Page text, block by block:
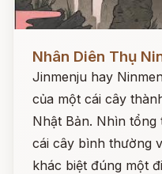
Nhân Diên Thụ
Jinmenju hay
của một cái cây
Nhật Bản. Nhìn
cái cây bình thường
khác biệt đúng một